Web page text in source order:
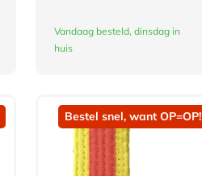
Vandaag besteld, dinsdag in
huis
Bestel snel, want OP=OP!